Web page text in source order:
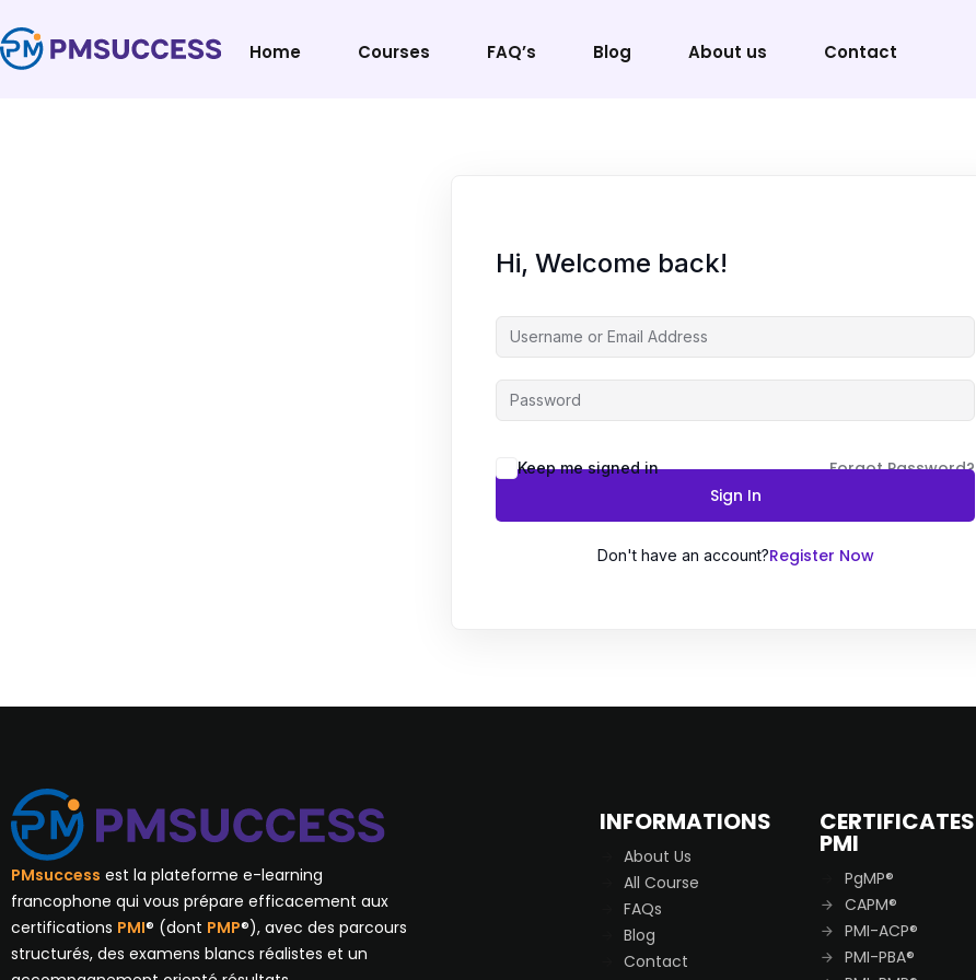
Home Courses FAQ’s Blog About us Contact
Hi, Welcome back!
Keep me signed in
Forgot Password?
Sign In
Don't have an account?Register Now
PMsuccess est la plateforme e-learning
francophone qui vous prépare efficacement aux
certifications PMI® (dont PMP®), avec des parcours
structurés, des examens blancs réalistes et un
INFORMATIONS
About Us
All Course
FAQs
Blog
Contact
CERTIFICATES
PMI
PgMP®
CAPM®
PMI-ACP®
PMI-PBA®
Sign in
Don’t have an account?Sign up
Remember me Lost your password?